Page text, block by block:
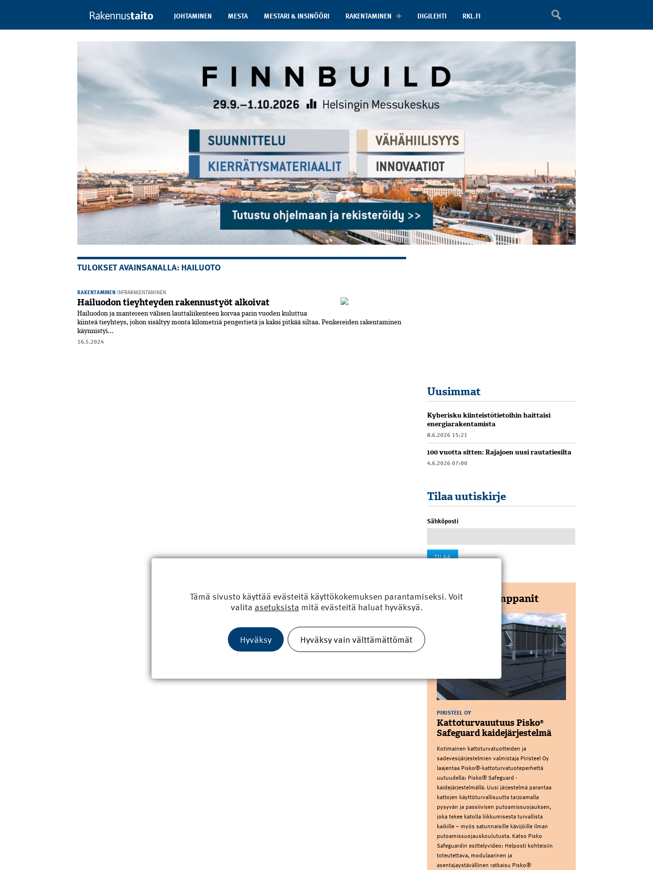
JOHTAMINEN MESTA MESTARI & INSINÖÖRI RAKENTAMINEN DIGILEHTI RKL.FI
TULOKSET AVAINSANALLA: HAILUOTO
RAKENTAMINEN INFRARAKENTAMINEN
Hailuodon tieyhteyden rakennustyöt alkoivat
Hailuodon ja mantereen välisen lauttaliikenteen korvaa parin vuoden kuluttua
kiinteä tieyhteys, johon sisältyy monta kilometriä pengertietä ja kaksi pitkää siltaa. Penkereiden rakentaminen
käynnistyi...
16.5.2024
Uusimmat
Kyberisku kiinteistötietoihin haittaisi
energiarakentamista
8.6.2026 15:21
100 vuotta sitten: Rajajoen uusi rautatiesilta
4.6.2026 07:00
Tilaa uutiskirje
Sähköposti
Yhteistyökumppanit
PIRISTEEL OY
Kattoturvauutuus Pisko®
Safeguard kaidejärjestelmä
Kotimainen kattoturvatuotteiden ja
sadevesijärjestelmien valmistaja Piristeel Oy
laajentaa Pisko®-kattoturvatuoteperhettä
uutuudella: Pisko® Safeguard -
kaidejärjestelmällä. Uusi järjestelmä parantaa
kattojen käyttöturvallisuutta tarjoamalla
pysyvän ja passiivisen putoamissuojauksen,
joka tekee katolla liikkumisesta turvallista
kaikille – myös satunnaisille kävijöille ilman
putoamissuojauskoulutusta. Katso Pisko
Safeguardin esittelyvideo: Helposti kohteisiin
toteutettava, modulaarinen ja
asentajaystävällinen ratkaisu Pisko®
Tämä sivusto käyttää evästeitä käyttökokemuksen parantamiseksi. Voit
valita asetuksista mitä evästeitä haluat hyväksyä.
Hyväksy Hyväksy vain välttämättömät